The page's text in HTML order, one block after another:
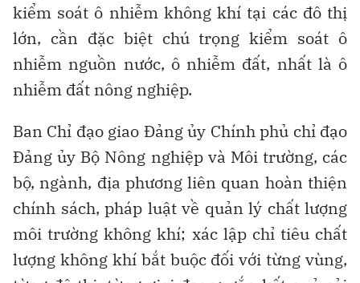
kiểm soát ô nhiễm không khí tại các đô thị
lớn, cần đặc biệt chú trọng kiểm soát ô
nhiễm nguồn nước, ô nhiễm đất, nhất là ô
nhiễm đất nông nghiệp.
Ban Chỉ đạo giao Đảng ủy Chính phủ chỉ đạo
Đảng ủy Bộ Nông nghiệp và Môi trường, các
bộ, ngành, địa phương liên quan hoàn thiện
chính sách, pháp luật về quản lý chất lượng
môi trường không khí; xác lập chỉ tiêu chất
lượng không khí bắt buộc đối với từng vùng,